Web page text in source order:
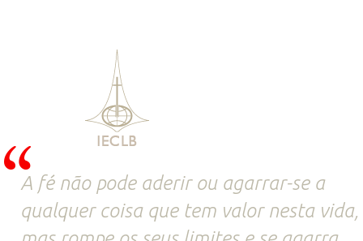
A fé não pode aderir ou agarrar-se a
qualquer coisa que tem valor nesta vida,